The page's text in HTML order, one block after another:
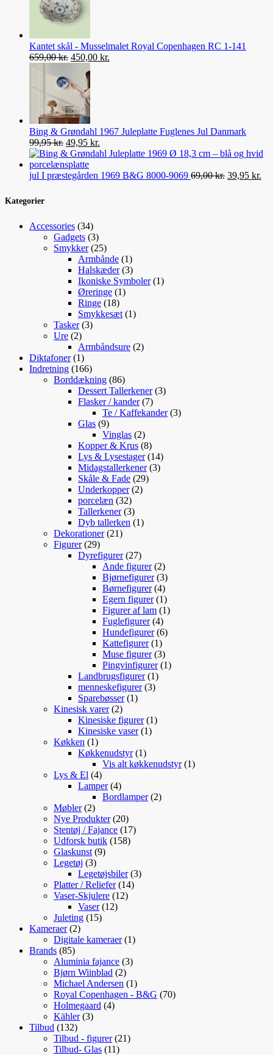
var:
585,00 kr..
Kantet skål - Musselmalet Royal Copenhagen RC 1-141
659,00kr. Den
var:
659,00 kr..
450,00 kr.
Bing & Grøndahl 1967 Juleplatte Fuglenes Jul Danmark
99,95kr. Den
oprindelige
pris
var:
49,95 kr.
aktuelle
er:
jul I præstegården 1969 B&G 8000-9069 69,00kr. Den
39,95 kr.
Kategorier
Accessories 3434
varer
Gadgets 33
varer
Smykker 2525
varer
Armbånde 11
vare
Halskæder 33
varer
Ikoniske Symboler 11
Øreringe 11
Ringe 1818
varer
Smykkesæt 11
Tasker 33
Ure 22
varer
Armbåndsure 22
Diktafoner 11
vare
Indretning 166166
varer
Borddækning 8686
varer
Dessert Tallerkener 33
Flasker / kander 77
varer
Te / Kaffekander 33
Glas 99
varer
Vinglas 22
varer
Kopper & Krus 88
varer
Lys & Lysestager 1414
varer
Midagstallerkener 33
Skåle & Fade 2929
Underkopper 22
porcelæn 3232
varer
Tallerkener 33
varer
Dyb tallerken 11
Dekorationer 2121
Figurer 2929
varer
Dyrefigurer 2727
varer
Ande figurer 22
varer
Bjørnefigurer 33
varer
Børnefigurer 44
varer
Egern figurer 11
vare
Figurer af lam 11
Fuglefigurer 44
varer
Hundefigurer 66
Kattefigurer 11
vare
Muse figurer 33
varer
Pingvinfigurer 11
Landbrugsfigurer 11
vare
menneskefigurer 33
Sparebøsser 11
Kinesisk varer 22
varer
Kinesiske figurer 11
Kinesiske vaser 11
Køkken 11
vare
Køkkenudstyr 11
vare
Vis alt køkkenudstyr 11
Lys & El 44
varer
Lamper 44
varer
Bordlamper 22
Møbler 22
varer
Nye Produkter 2020
varer
Stentøj / Fajance 1717
Udforsk butik 158158
Glaskunst 99
Legetøj 33
varer
Legetøjsbiler 33
Platter / Reliefer 1414
Vaser-Skjulere 1212
Vaser 1212
Juleting 1515
Kameraer 22
varer
Digitale kameraer 11
Brands 8585
varer
Aluminia fajance 33
Bjørn Wiinblad 22
varer
Michael Andersen 11
vare
Royal Copenhagen - B&G 7070
Holmegaard 44
Kähler 33
Tilbud 132132
varer
Tilbud - figurer 2121
Tilbud- Glas 1111